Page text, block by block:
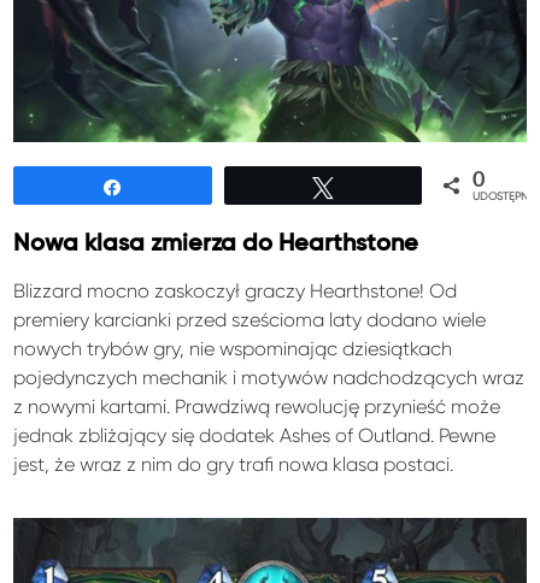
0
Nowa klasa zmierza do Hearthstone
Blizzard mocno zaskoczył graczy Hearthstone! Od
premiery karcianki przed sześcioma laty dodano wiele
nowych trybów gry, nie wspominając dziesiątkach
pojedynczych mechanik i motywów nadchodzących wraz
z nowymi kartami. Prawdziwą rewolucję przynieść może
jednak zbliżający się dodatek Ashes of Outland. Pewne
jest, że wraz z nim do gry trafi nowa klasa postaci.